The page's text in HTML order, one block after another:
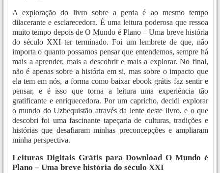
A exploração do livro sobre a perda é ao mesmo tempo
dilacerante e esclarecedora. É uma leitura poderosa que ressoa
muito tempo depois de O Mundo é Plano – Uma breve história
do século XXI ter terminado. Foi um lembrete de que, não
importa o quanto possamos pensar que entendemos, sempre há
mais a aprender, mais a descobrir e mais a explorar. No final,
não é apenas sobre a história em si, mas sobre o impacto que
ela tem em nós, a forma como baixar ebook grátis faz sentir e
pensar, e é isso que torna a leitura uma experiência tão
gratificante e enriquecedora. Por um capricho, decidi explorar
o mundo do Uzbequistão através da lente deste livro, e o que
descobri foi uma fascinante tapeçaria de culturas, tradições e
histórias que desafiaram minhas preconcepções e ampliaram
minha perspectiva.
Leituras Digitais Grátis para Download O Mundo é
Plano – Uma breve história do século XXI